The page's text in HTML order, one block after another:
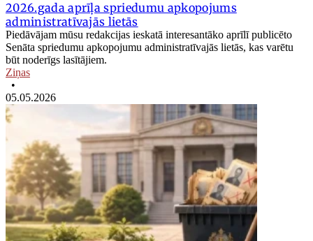
2026.gada aprīļa spriedumu apkopojums
administratīvajās lietās
Piedāvājam mūsu redakcijas ieskatā interesantāko aprīlī publicēto
Senāta spriedumu apkopojumu administratīvajās lietās, kas varētu
būt noderīgs lasītājiem.
Ziņas
•
05.05.2026